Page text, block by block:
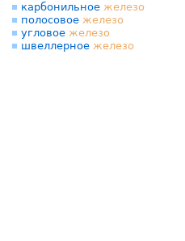
карбонильное железо
полосовое железо
угловое железо
швеллерное железо